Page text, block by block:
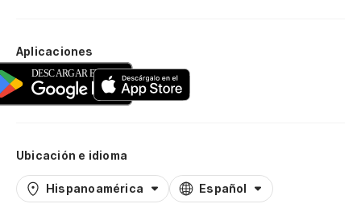
Aplicaciones
Ubicación e idioma
Hispanoamérica Español